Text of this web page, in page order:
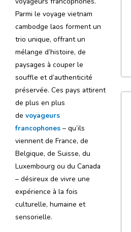
Parmi le voyage vietnam
cambodge laos forment un
trio unique, offrant un
mélange d’histoire, de
paysages à couper le
souffle et d’authenticité
préservée. Ces pays attirent
de plus en plus
de voyageurs
francophones – qu’ils
viennent de France, de
Belgique, de Suisse, du
Luxembourg ou du Canada
– désireux de vivre une
expérience à la fois
culturelle, humaine et
sensorielle.